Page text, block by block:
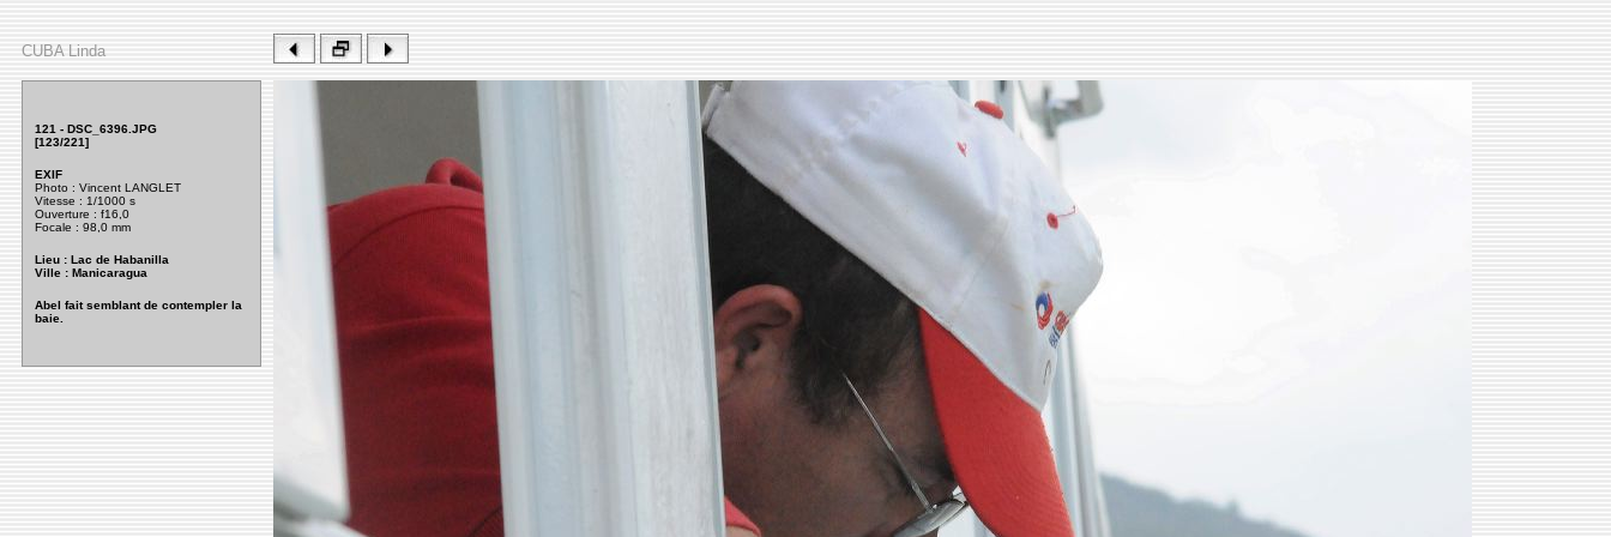
CUBA Linda
121 - DSC_6396.JPG
[123/221]
EXIF
Photo : Vincent LANGLET
Vitesse : 1/1000 s
Ouverture : f16,0
Focale : 98,0 mm
Lieu : Lac de Habanilla
Ville : Manicaragua
Abel fait semblant de contempler la
baie.